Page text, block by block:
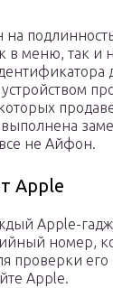
в меню, так и
не Айфон.
Apple
Apple-
номер,
проверки
Apple.